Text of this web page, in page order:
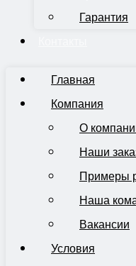
Гарантия
Главная
Компания
О
Наши
Примеры
Наша
Вакансии
Условия